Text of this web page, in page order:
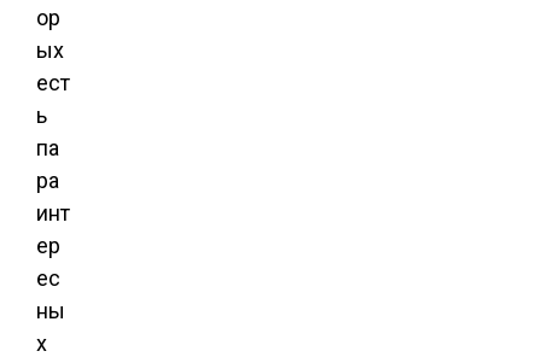
ор
ых
ест
ь
па
ра
инт
ер
ес
ны
х